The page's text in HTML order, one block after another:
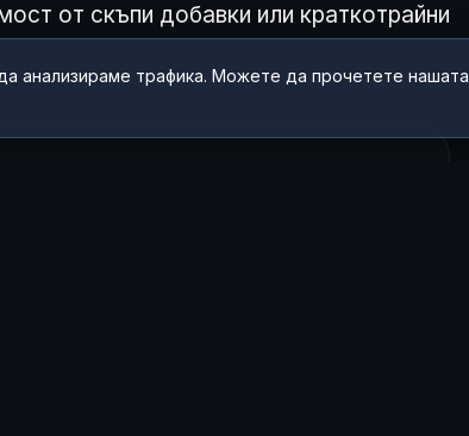
от скъпи добавки или краткотрайни
анализираме трафика. Можете да прочетете нашата